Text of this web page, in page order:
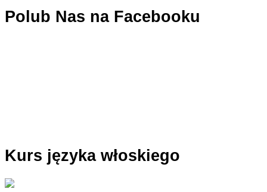
Polub Nas na Facebooku
Kurs języka włoskiego